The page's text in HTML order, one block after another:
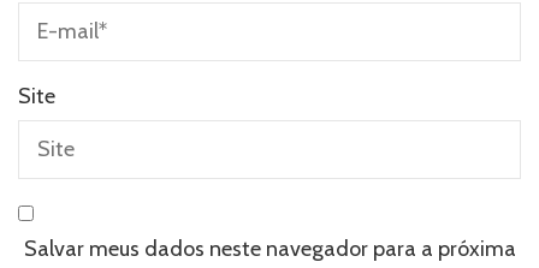
Site
Salvar meus dados neste navegador para a próxima